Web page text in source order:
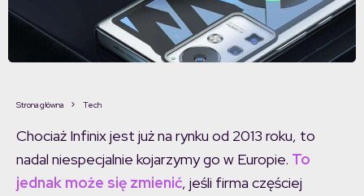
Strona główna Tech
Chociaż Infinix jest już na rynku od 2013 roku, to
nadal niespecjalnie kojarzymy go w Europie. To
jednak może się zmienić, jeśli firma częściej